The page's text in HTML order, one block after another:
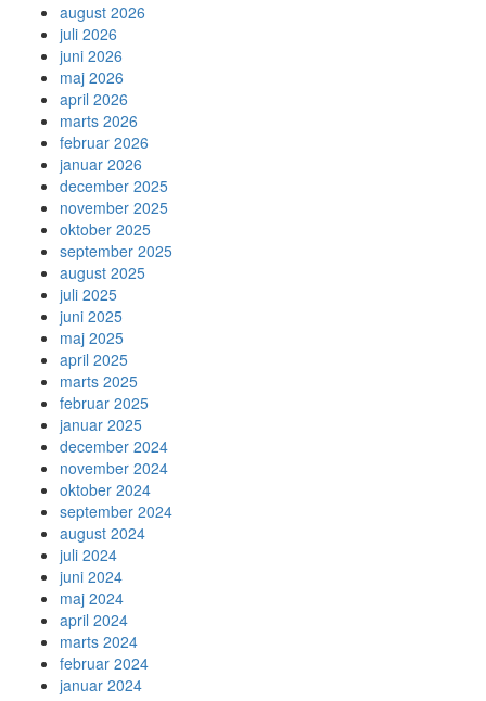
august 2026
juli 2026
juni 2026
maj 2026
april 2026
marts 2026
februar 2026
januar 2026
december 2025
november 2025
oktober 2025
september 2025
august 2025
juli 2025
juni 2025
maj 2025
april 2025
marts 2025
februar 2025
januar 2025
december 2024
november 2024
oktober 2024
september 2024
august 2024
juli 2024
juni 2024
maj 2024
april 2024
marts 2024
februar 2024
januar 2024